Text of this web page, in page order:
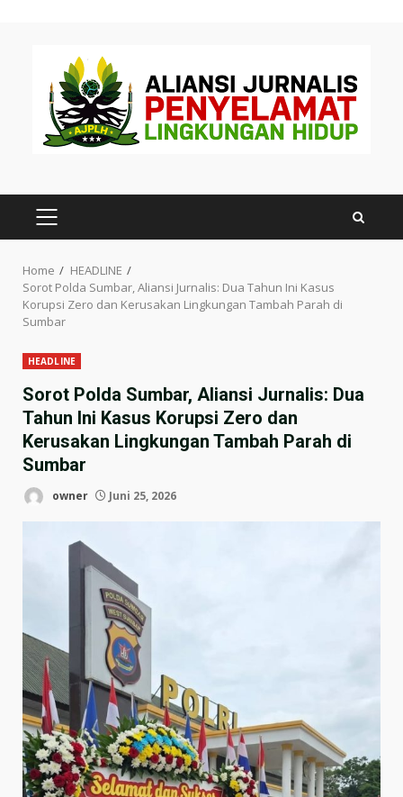
PRIMARY
Home
HEADLINE
Sorot Polda Sumbar, Aliansi Jurnalis: Dua Tahun Ini Kasus
Korupsi Zero dan Kerusakan Lingkungan Tambah Parah di
Sumbar
HEADLINE
Sorot Polda Sumbar, Aliansi Jurnalis: Dua
Tahun Ini Kasus Korupsi Zero dan
Kerusakan Lingkungan Tambah Parah di
Sumbar
owner Juni 25, 2026